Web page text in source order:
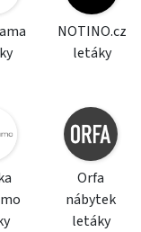
NOTINO.cz
letáky
Orfa
nábytek
letáky